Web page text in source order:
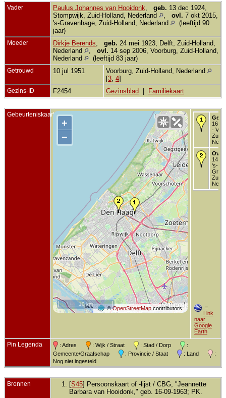
Vader Paulus Johannes van Hooidonk, geb. 13 dec 1924,
Stompwijk, Zuid-Holland, Nederland
, ovl. 7 okt 2015,
's-Gravenhage, Zuid-Holland, Nederland
(leeftijd 90
jaar)
Moeder Dirkje Berends, geb. 24 mei 1923, Delft, Zuid-Holland,
Nederland
, ovl. 14 sep 2006, Voorburg, Zuid-Holland,
Nederland
(leeftijd 83 jaar)
Getrouwd 10 jul 1951
Voorburg, Zuid-Holland, Nederland
[3, 4]
Gezins-ID F2454 Gezinsblad Familiekaart
Gebeurteniskaart
+
−
©OpenStreetMap contributors.
10 km
16
-
Zuid-
14
's-
Zuid-
=
Link
naar
Google
Earth
Pin Legenda : Adres : Wijk / Straat : Stad / Dorp
:
Gemeente/Graafschap
: Provincie / Staat : Land
:
Nog niet ingesteld
Bronnen [S45] Persoonskaart of -lijst / CBG, "Jeannette
Barbara van Hooidonk," geb. 16-09-1963; PK.